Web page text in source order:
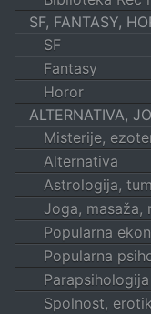
SF, FANTASY,
SF
Fantasy
Horor
ALTERNATIVA,
Misterije,
Alternativa
Astrologija,
Joga, masaža,
Popularna
Popularna
Parapsihologija
Spolnost,